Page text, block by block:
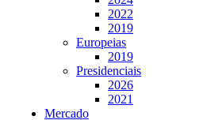
2022
2019
Europeias
2019
Presidenciais
2026
2021
Mercado